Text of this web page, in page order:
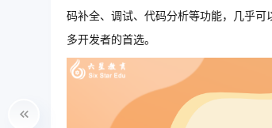
码补全、调试、代码分析等功能，几乎
多开发者的首选。